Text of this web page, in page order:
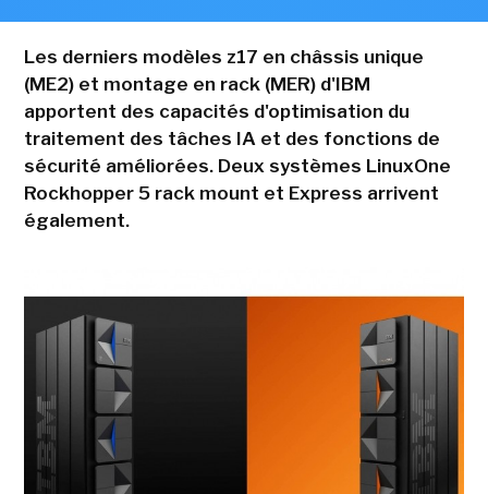
Les derniers modèles z17 en châssis unique
(ME2) et montage en rack (MER) d'IBM
apportent des capacités d'optimisation du
traitement des tâches IA et des fonctions de
sécurité améliorées. Deux systèmes LinuxOne
Rockhopper 5 rack mount et Express arrivent
également.